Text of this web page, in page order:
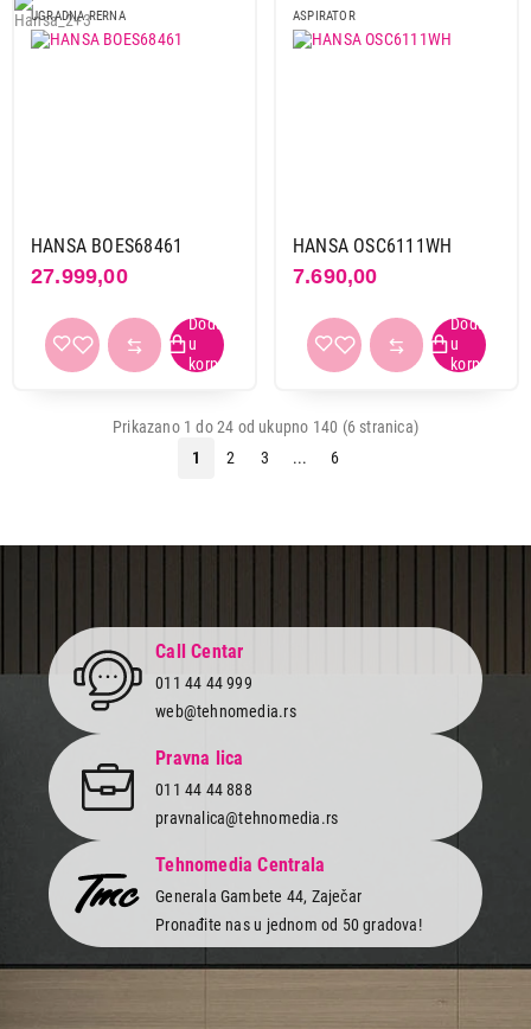
UGRADNA RERNA
HANSA BOES68461
27.999,00
ASPIRATOR
HANSA OSC6111WH
7.690,00
Prikazano 1 do 24 od ukupno 140 (6 stranica)
1
2 3 ... 6
Call Centar
011 44 44 999
web@tehnomedia.rs
Pravna lica
011 44 44 888
pravnalica@tehnomedia.rs
Tehnomedia Centrala
Generala Gambete 44, Zaječar
Pronađite nas u jednom od 50 gradova!